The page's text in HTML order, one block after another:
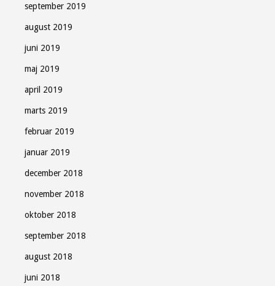
september 2019
august 2019
juni 2019
maj 2019
april 2019
marts 2019
februar 2019
januar 2019
december 2018
november 2018
oktober 2018
september 2018
august 2018
juni 2018